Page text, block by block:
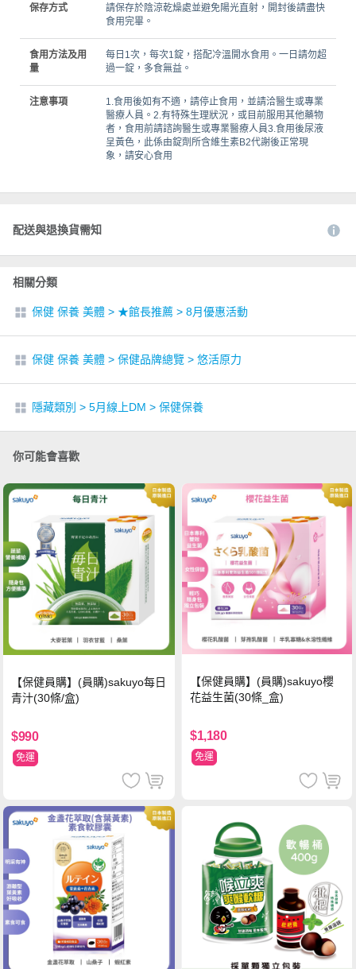
保存方式
請保存於陰涼乾燥處並避免陽光直射，開封後請盡快
食用完畢。
食用方法及用
量
每日1次，每次1錠，搭配冷溫開水食用。一日請勿超
過一錠，多食無益。
注意事項
1.食用後如有不適，請停止食用，並請洽醫生或專業
醫療人員。2.有特殊生理狀況，或目前服用其他藥物
者，食用前請諮詢醫生或專業醫療人員3.食用後尿液
呈黃色，此係由錠劑所含維生素B2代謝後正常現
象，請安心食用
配送與退換貨需知
相關分類
保健 保養 美體 > ★館長推薦 > 8月優惠活動
保健 保養 美體 > 保健品牌總覽 > 悠活原力
隱藏類別 > 5月線上DM > 保健保養
你可能會喜歡
【保健員購】(員購)sakuyo每日
青汁(30條/盒)
$990
免運
【保健員購】(員購)sakuyo櫻
花益生菌(30條_盒)
$1,180
免運